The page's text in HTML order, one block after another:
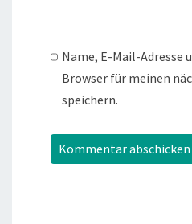
Name, E-Mail-Adresse
Browser für meinen
speichern.